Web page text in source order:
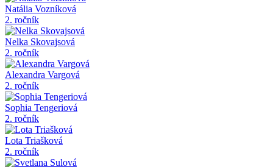
Natália Vozníková
2. ročník
Nelka Skovajsová
2. ročník
Alexandra Vargová
2. ročník
Sophia Tengeriová
2. ročník
Lota Triašková
2. ročník